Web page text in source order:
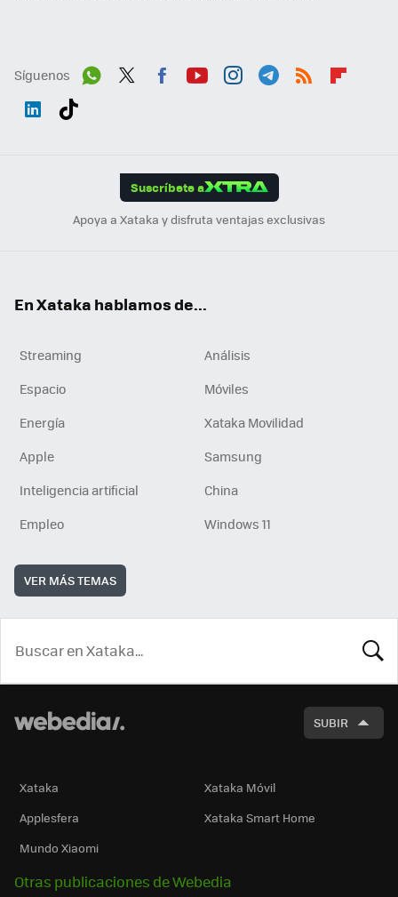
Síguenos
Suscríbete a
Apoya a Xataka y disfruta ventajas exclusivas
En Xataka hablamos de...
Streaming
Análisis
Espacio
Móviles
Energía
Xataka Movilidad
Apple
Samsung
Inteligencia artificial
China
Empleo
Windows 11
VER MÁS TEMAS
SUBIR
Xataka
Xataka Móvil
Applesfera
Xataka Smart Home
Mundo Xiaomi
Otras publicaciones de Webedia